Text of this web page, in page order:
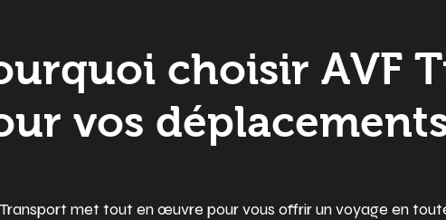
choisir AVF
vos
met tout en œuvre pour vous offrir un voyage en